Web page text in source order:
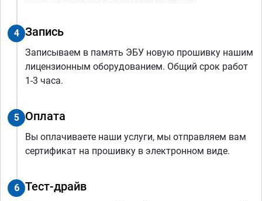
4 Запись
Записываем в память ЭБУ новую прошивку нашим
лицензионным оборудованием. Общий срок работ
1-3 часа.
5 Оплата
Вы оплачиваете наши услуги, мы отправляем вам
сертификат на прошивку в электронном виде.
6 Тест-драйв